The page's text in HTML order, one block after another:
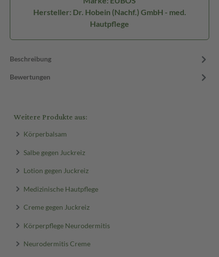
Hersteller: Dr. Hobein (Nachf.) GmbH - med.
Hautpflege
Beschreibung
Bewertungen
Weitere Produkte aus:
Körperbalsam
Salbe gegen Juckreiz
Lotion gegen Juckreiz
Medizinische Hautpflege
Creme gegen Juckreiz
Körperpflege Neurodermitis
Neurodermitis Creme